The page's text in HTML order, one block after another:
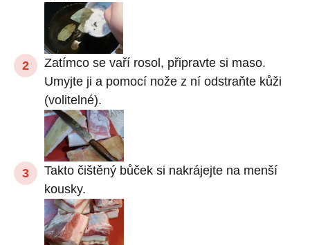
Zatímco se vaří rosol, připravte si maso.
Umyjte ji a pomocí nože z ní odstraňte kůži
(volitelné).
Takto čištěný bůček si nakrájejte na menší
kousky.